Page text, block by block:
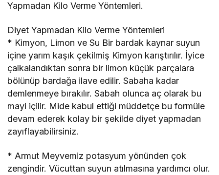
Yapmadan Kilo Verme Yöntemleri.
Diyet Yapmadan Kilo Verme Yöntemleri
* Kimyon, Limon ve Su Bir bardak kaynar suyun
içine yarım kaşık çekilmiş Kimyon karıştırılır. İyice
çalkalandıktan sonra bir limon küçük parçalara
bölünüp bardağa ilave edilir. Sabaha kadar
demlenmeye bırakılır. Sabah olunca aç olarak bu
mayi içilir. Mide kabul ettiği müddetçe bu formüle
devam ederek kolay bir şekilde diyet yapmadan
zayıflayabilirsiniz.
* Armut Meyvemiz potasyum yönünden çok
zengindir. Vücuttan suyun atılmasına yardımcı olur.